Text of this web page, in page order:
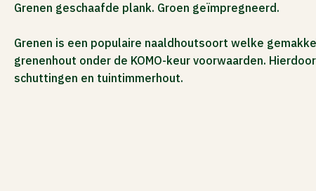
ACTIES
Grenen geschaafde plank. Groen geïmpregneerd.
Grenen is een populaire naaldhoutsoort welke
grenenhout onder de KOMO-keur voorwaarden.
schuttingen en tuintimmerhout.